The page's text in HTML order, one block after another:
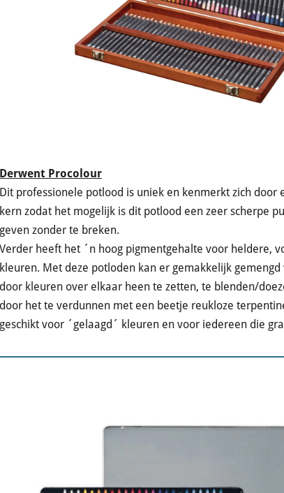
Derwent Procolour
Dit professionele potlood is uniek en kenmerkt zich door
kern zodat het mogelijk is dit potlood een zeer scherpe
geven zonder te breken.
Verder heeft het ´n hoog pigmentgehalte voor heldere,
kleuren. Met deze potloden kan er gemakkelijk
door kleuren over elkaar heen te zetten, te blenden/
door het te verdunnen met een beetje reukloze
geschikt voor ´gelaagd´ kleuren en voor iedereen die